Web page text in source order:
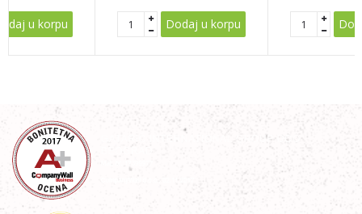
POŠALJI
u korpu Dodaj u korpu